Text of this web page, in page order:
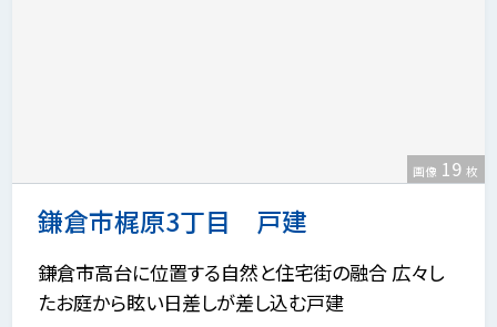
鎌倉市梶原3丁目 戸建
画像 19 枚
鎌倉市高台に位置する自然と住宅街の融合 広々し
たお庭から眩い日差しが差し込む戸建